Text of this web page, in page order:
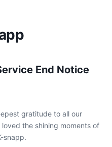
End Notice
gratitude to all our
the shining moments of
snapp.